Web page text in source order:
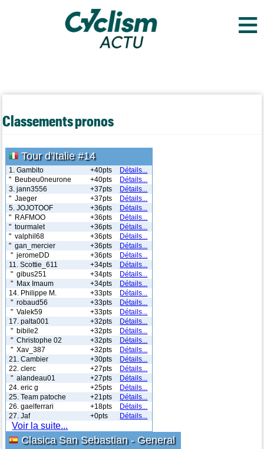
≡
Classements pronos
Tour d'Italie #14
1. Gambito Détails...
+40pts
" Beubeu0neurone
Détails...
+40pts
3. jann3556
Détails...
+37pts
" Jaeger
Détails...
+37pts
5. JOJOTOOF
Détails...
+36pts
" RAFMOO
Détails...
+36pts
" tourmalet
Détails...
+36pts
" valphil68
Détails...
+36pts
" gan_mercier
Détails...
+36pts
" jeromeDD
Détails...
+36pts
11. Scottie_611
Détails...
+34pts
" gibus251
Détails...
+34pts
" Max Imaum
Détails...
+34pts
14. Philippe M.
Détails...
+33pts
" robaud56
Détails...
+33pts
" Valek59
Détails...
+33pts
17. palta001
Détails...
+32pts
" bibile2
Détails...
+32pts
" Christophe 02
Détails...
+32pts
" Xav_387
Détails...
+32pts
21. Cambier
Détails...
+30pts
22. clerc
Détails...
+27pts
" alandeau01
Détails...
+27pts
24. eric g
Détails...
+25pts
25. Team patoche
Détails...
+21pts
26. gaelferrari
Détails...
+18pts
27. Jaf
Détails...
+0pts
Voir la suite...
Clasica San Sebastian - General